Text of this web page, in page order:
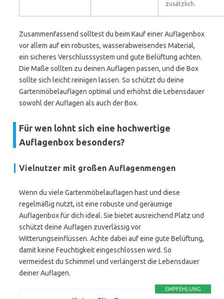
zusätzlich.
Zusammenfassend solltest du beim Kauf einer Auflagenbox
vor allem auf ein robustes, wasserabweisendes Material,
ein sicheres Verschlusssystem und gute Belüftung achten.
Die Maße sollten zu deinen Auflagen passen, und die Box
sollte sich leicht reinigen lassen. So schützt du deine
Gartenmöbelauflagen optimal und erhöhst die Lebensdauer
sowohl der Auflagen als auch der Box.
Für wen lohnt sich eine hochwertige
Auflagenbox besonders?
Vielnutzer mit großen Auflagenmengen
Wenn du viele Gartenmöbelauflagen hast und diese
regelmäßig nutzt, ist eine robuste und geräumige
Auflagenbox für dich ideal. Sie bietet ausreichend Platz und
schützt deine Auflagen zuverlässig vor
Witterungseinflüssen. Achte dabei auf eine gute Belüftung,
damit keine Feuchtigkeit eingeschlossen wird. So
vermeidest du Schimmel und verlängerst die Lebensdauer
deiner Auflagen.
EMPFEHLUNG